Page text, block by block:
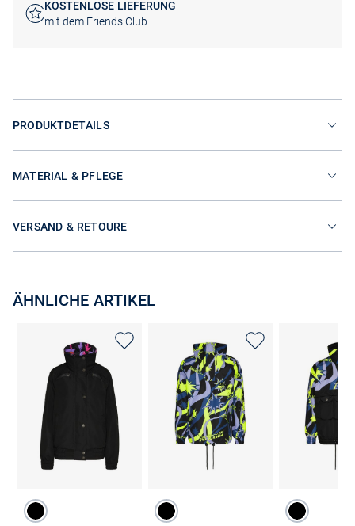
KOSTENLOSE LIEFERUNG
mit dem Friends Club
PRODUKTDETAILS
MATERIAL & PFLEGE
VERSAND & RETOURE
ÄHNLICHE ARTIKEL